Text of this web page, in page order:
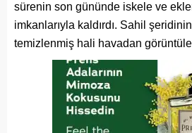
sürenin son gününde iskele ve
imkanlarıyla kaldırdı. Sahil
temizlenmiş hali havadan